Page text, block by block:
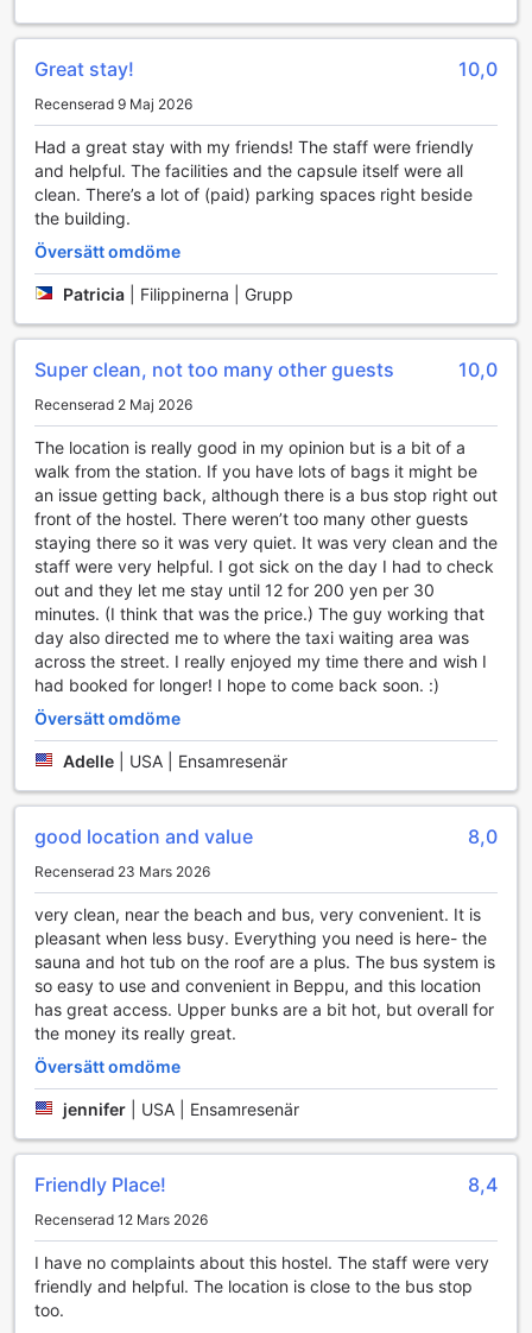
vissa rum. Bekvämligheter i badrummet är precis lika
vandrarhemmet hittar du en hårtork och handdukar i vissa
av gästernas badrum.
Förtäring och saker att göra
Ett antal fantastiska middagsalternativ på det här
vandrarhemmet gör att du garanterat alltid har många
praktiska och goda valmöjligheter. Det här vandrarhemmet
erbjuder till och med matlagningsbekvämligheter som delat
kök på plats för sina mest selektiva gäster. Capsule Hostel
och tjänster, för att se till att alla gäster får ut det mesta av
sin tid. Du behöver inte gå nånstans efter middagen – ha
kul på delat sällskapsrum/tv-rum med vänner och familj.
Great stay! 10,0
Recenserad 9 Maj 2026
Had a great stay with my friends! The staff were friendly
and helpful. The facilities and the capsule itself were all
clean. There’s a lot of (paid) parking spaces right beside
the building.
Översätt omdöme
Patricia Filippinerna | Grupp
Super clean, not too many other guests 10,0
Recenserad 2 Maj 2026
The location is really good in my opinion but is a bit of a
walk from the station. If you have lots of bags it might be
an issue getting back, although there is a bus stop right out
front of the hostel. There weren’t too many other guests
staying there so it was very quiet. It was very clean and the
staff were very helpful. I got sick on the day I had to check
out and they let me stay until 12 for 200 yen per 30
minutes. (I think that was the price.) The guy working that
day also directed me to where the taxi waiting area was
across the street. I really enjoyed my time there and wish I
had booked for longer! I hope to come back soon. :)
Översätt omdöme
Adelle USA | Ensamresenär
good location and value 8,0
Recenserad 23 Mars 2026
very clean, near the beach and bus, very convenient. It is
pleasant when less busy. Everything you need is here- the
sauna and hot tub on the roof are a plus. The bus system is
so easy to use and convenient in Beppu, and this location
has great access. Upper bunks are a bit hot, but overall for
the money its really great.
Översätt omdöme
jennifer USA | Ensamresenär
Friendly Place! 8,4
Recenserad 12 Mars 2026
I have no complaints about this hostel. The staff were very
friendly and helpful. The location is close to the bus stop
too.